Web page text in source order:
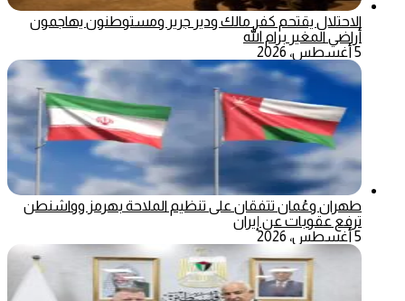
الاحتلال يقتحم كفر مالك ودير جرير ومستوطنون يهاجمون
أراضي المغير برام الله
5 أغسطس، 2026
طهران وعُمان تتفقان على تنظيم الملاحة بهرمز وواشنطن
ترفع عقوبات عن إيران
5 أغسطس، 2026